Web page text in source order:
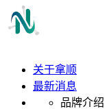
关于拿顺
最新消息
品牌介绍